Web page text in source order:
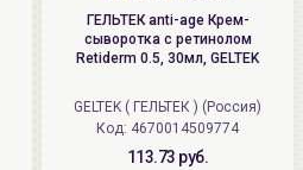
ГЕЛЬТЕК anti-age Крем-
сыворотка с ретинолом
Retiderm 0.5, 30мл, GELTEK
GELTEK ( ГЕЛЬТЕК ) (Россия)
Код: 4670014509774
113.73 руб.